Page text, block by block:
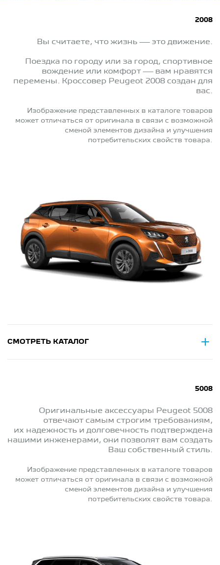
2008
Вы считаете, что жизнь — это движение.
Поездка по городу или за город, спортивное
вождение или комфорт — вам нравятся
перемены. Кроссовер Peugeot 2008 создан для
вас.
Изображение представленных в каталоге товаров
может отличаться от оригинала в связи с возможной
сменой элементов дизайна и улучшения
потребительских свойств товара.
СМОТРЕТЬ КАТАЛОГ
5008
Оригинальные аксессуары Peugeot 5008
отвечают самым строгим требованиям,
их надежность и долговечность подтверждена
нашими инженерами, они позволят вам создать
Ваш собственный стиль.
Изображение представленных в каталоге товаров
может отличаться от оригинала в связи с возможной
сменой элементов дизайна и улучшения
потребительских свойств товара.